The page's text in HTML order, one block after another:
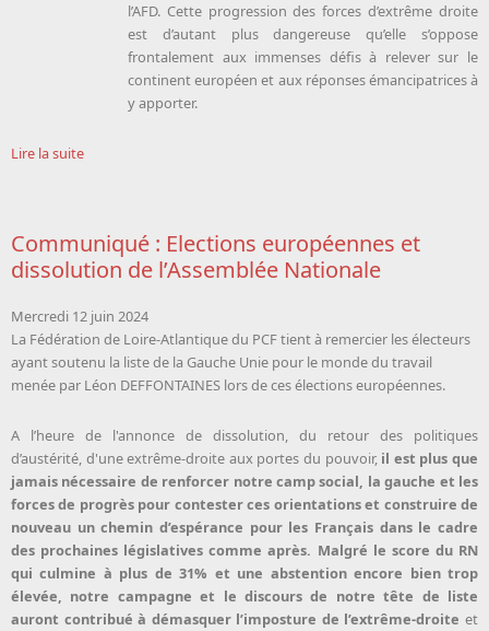
l’AFD. Cette progression des forces d’extrême droite
est d’autant plus dangereuse qu’elle s’oppose
frontalement aux immenses défis à relever sur le
continent européen et aux réponses émancipatrices à
y apporter.
Lire la suite
Communiqué : Elections européennes et
dissolution de l’Assemblée Nationale
Mercredi 12 juin 2024
La Fédération de Loire-Atlantique du PCF tient à remercier les électeurs
ayant soutenu la liste de la Gauche Unie pour le monde du travail
menée par Léon DEFFONTAINES lors de ces élections européennes.
A l’heure de l'annonce de dissolution, du retour des politiques
d’austérité, d'une extrême-droite aux portes du pouvoir, il est plus que
jamais nécessaire de renforcer notre camp social, la gauche et les
forces de progrès pour contester ces orientations et construire de
nouveau un chemin d’espérance pour les Français dans le cadre
des prochaines législatives comme après. Malgré le score du RN
qui culmine à plus de 31% et une abstention encore bien trop
élevée, notre campagne et le discours de notre tête de liste
auront contribué à démasquer l’imposture de l’extrême-droite et